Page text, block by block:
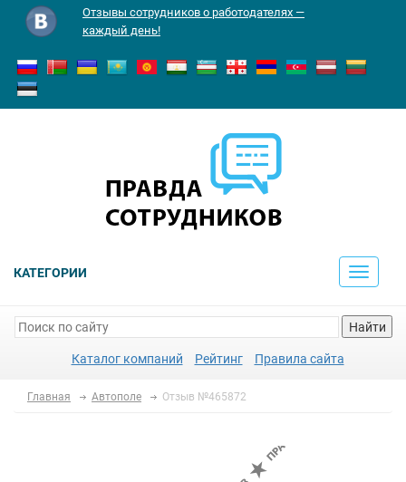
Отзывы сотрудников о работодателях —
каждый день!
КАТЕГОРИИ
Toggle
Найти
Каталог компаний Рейтинг Правила сайта
Главная Автополе Отзыв №465872